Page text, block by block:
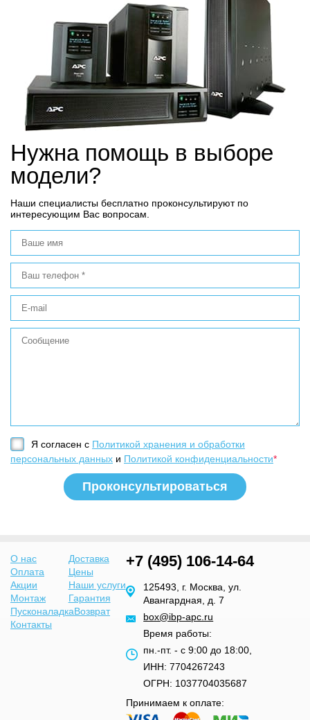
Нужна помощь в выборе
модели?
Наши специалисты бесплатно проконсультируют по
интересующим Вас вопросам.
Я согласен с Политикой хранения и обработки
персональных данных и Политикой конфиденциальности*
О нас
Доставка
Оплата
Цены
Акции
Наши услуги
Монтаж
Гарантия
ПусконаладкаВозврат
Контакты
+7 (495) 106-14-64
125493, г. Москва, ул.
Авангардная, д. 7
box@ibp-apc.ru
Время работы:
пн.-пт. - с 9:00 до 18:00,
ИНН: 7704267243
ОГРН: 1037704035687
Принимаем к оплате: